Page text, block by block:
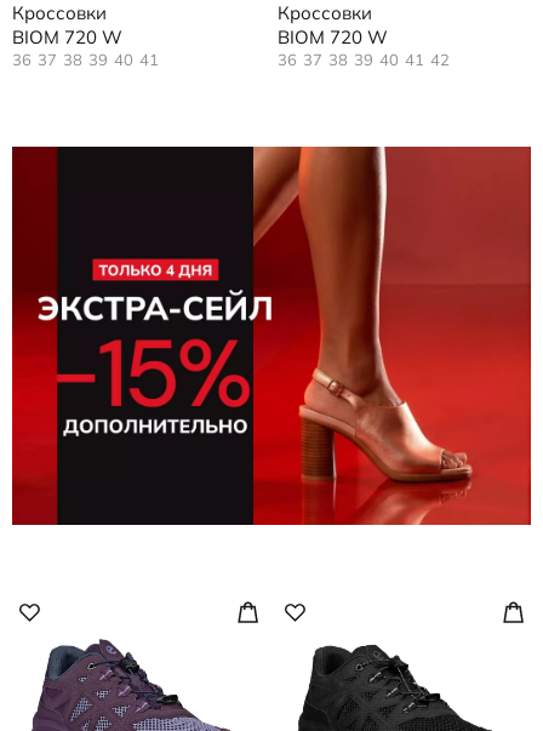
Кроссовки
BIOM 720 W
36 37 38 39 40 41
Кроссовки
BIOM 720 W
36 37 38 39 40 41 42